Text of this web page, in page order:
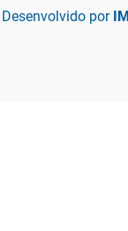
Desenvolvido por